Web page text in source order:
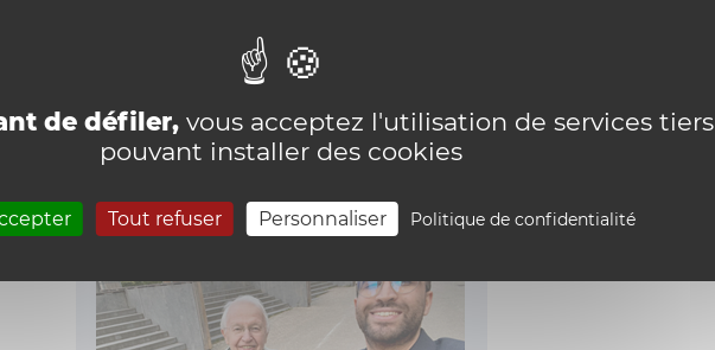
de défiler, vous acceptez l'utilisation de services tiers
pouvant installer des cookies
Tout refuser Personnaliser Politique de confidentialité
Professeur à Strasbourg et au Collège de France, il
les scientifiques du monde entier. Son travail prouve que la
https://www.uclouvain.be/fr/news/un-prix-nobel-de-chimie-a-